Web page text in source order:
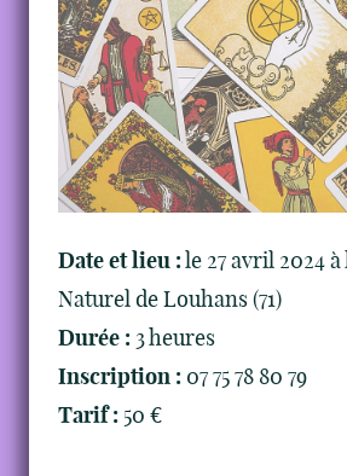
Date et lieu :le 27 avril 2024 à
Naturel de Louhans (71)
Durée : 3 heures
Inscription : 07 75 78 80 79
Tarif : 50 €